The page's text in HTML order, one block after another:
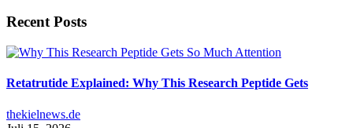
Recent Posts
Retatrutide Explained: Why This Research Peptide Gets
thekielnews.de